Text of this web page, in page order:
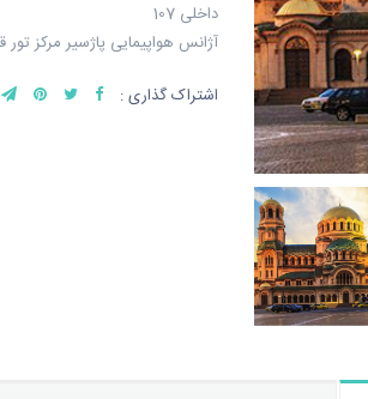
داخلی 107
آژانس هواپیمایی پاژسیر مرکز تور قسطی
اشتراک گذاری :